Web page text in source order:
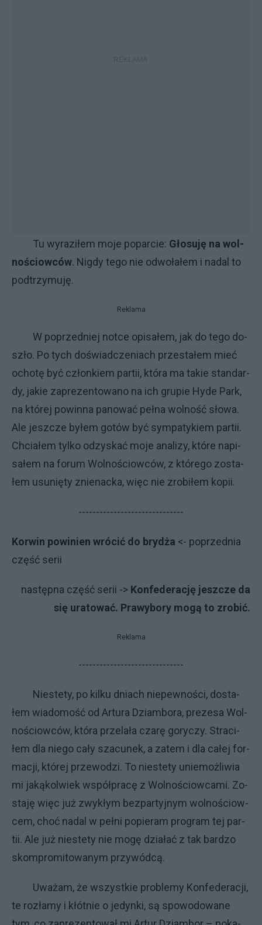
Tu wy­ra­zi­łem mo­je poparcie: Gło­su­ję na wol­
nościow­ców. Ni­gdy te­go nie od­wo­ła­łem i na­dal to
pod­trzy­mu­ję.
Reklama
W po­przed­niej not­ce opi­sa­łem, jak do te­go do­
szło. Po ty­ch do­świad­cze­nia­ch prze­sta­łem mieć
ocho­tę być człon­kiem par­tii, któ­ra ma ta­kie stan­dar­
dy, ja­kie za­pre­zen­to­wa­no na ich gru­pie Hy­de Park,
na któ­rej po­win­na pa­no­wać peł­na wol­no­ść sło­wa.
Ale jesz­cze by­łem go­tów być sym­pa­ty­kiem par­tii.
Chcia­łem tyl­ko od­zy­skać mo­je ana­li­zy, któ­re na­pi­
sa­łem na fo­rum Wol­no­ściow­ców, z któ­re­go zo­sta­
łem usu­nię­ty znie­nac­ka, więc nie zro­bi­łem ko­pii.
------------------------------
Korwin powinien wrócić do brydża <- po­przed­nia
część serii
na­stęp­na część serii -> Konfederację jeszcze da
się uratować. Prawybory mogą to zrobić.
Reklama
------------------------------
Nie­ste­ty, po kil­ku dnia­ch nie­pew­no­ści, do­sta­
łem wia­do­mo­ść od Ar­tu­ra Dziam­bo­ra, pre­ze­sa Wol­
no­ściow­ców, któ­ra prze­la­ła cza­rę go­ry­czy. Stra­ci­
łem dla nie­go ca­ły sza­cu­nek, a za­tem i dla ca­łej for­
ma­cji, któ­rej prze­wo­dzi. To nie­ste­ty unie­moż­li­wia
mi ja­ką­kol­wiek współ­pra­cę z Wol­no­ściow­ca­mi. Zo­
sta­ję więc już zwy­kłym bez­par­tyj­nym wol­no­ściow­
cem, choć na­dal w peł­ni po­pie­ram pro­gram tej par­
tii. Ale już nie­ste­ty nie mo­gę dzia­łać z tak bar­dzo
skom­pro­mi­to­wa­nym przy­wód­cą.
Uwa­żam, że wszyst­kie pro­ble­my Kon­fe­de­ra­cji,
te roz­ła­my i kłót­nie o je­dyn­ki, są spo­wo­do­wa­ne